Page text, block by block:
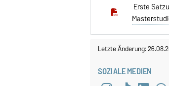
Erste
Letzte Änderung:
SOZIALE MEDIEN